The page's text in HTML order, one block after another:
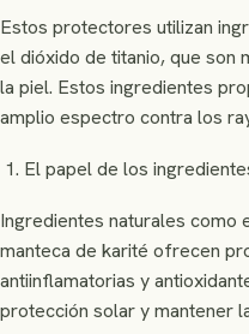
Estos protectores utilizan
el dióxido de titanio, que son
la piel. Estos ingredientes
amplio espectro contra los
El papel de los
Ingredientes naturales como
manteca de karité ofrecen
antiinflamatorias y
protección solar y mantener
Qué líneas a granel
Quiero cotizar para mi